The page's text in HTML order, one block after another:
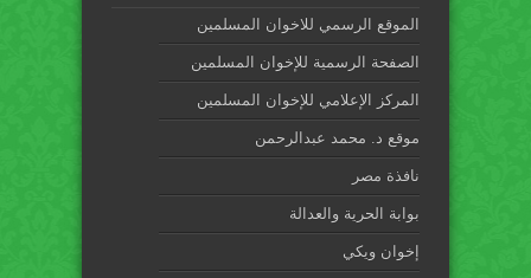
الموقع الرسمي للاخوان المسلمين
الصفحة الرسمية للإخوان المسلمين
المركز الإعلامي للإخوان المسلمين
موقع د. محمد عبدالرحمن
نافذة مصر
بوابة الحرية والعدالة
إخوان ويكي